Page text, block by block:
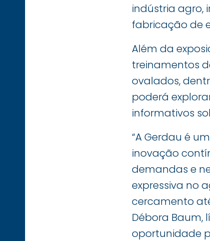
indústria agro,
fabricação de
Além da
treinamentos
ovalados,
poderá
informativos
“A Gerdau é
inovação
demandas e
expressiva no
cercamento
Débora Baum,
oportunidade